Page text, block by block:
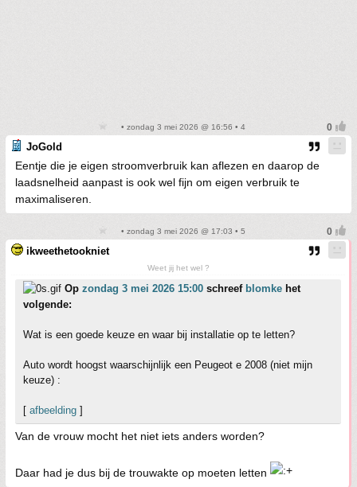
• zondag 3 mei 2026 @ 16:56 • 4
JoGold
Eentje die je eigen stroomverbruik kan aflezen en daarop de
laadsnelheid aanpast is ook wel fijn om eigen verbruik te
maximaliseren.
• zondag 3 mei 2026 @ 17:03 • 5
ikweethetookniet
Weet jij het wel ?
Op zondag 3 mei 2026 15:00 schreef blomke het
volgende:
Wat is een goede keuze en waar bij installatie op te letten?
Auto wordt hoogst waarschijnlijk een Peugeot e 2008 (niet mijn
keuze) :
[ afbeelding ]
Van de vrouw mocht het niet iets anders worden?
Daar had je dus bij de trouwakte op moeten letten